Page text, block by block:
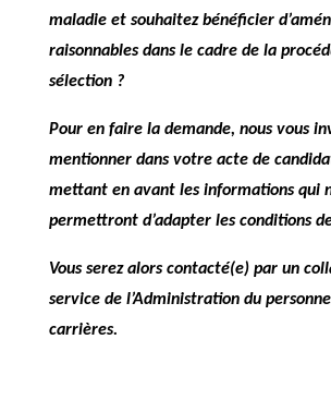
maladie et souhaitez bénéficier
raisonnables dans le cadre de la
sélection ?
Pour en faire la demande, nous vous
mentionner dans votre acte de
mettant en avant les informations qui
permettront d’adapter les conditions
Vous serez alors contacté(e) par un
service de l’Administration du
carrières.